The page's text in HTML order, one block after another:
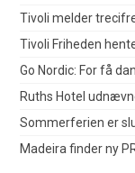
Tivoli melder
Tivoli Friheden
Go Nordic: For få
Ruths Hotel
Sommerferien er
Madeira finder ny